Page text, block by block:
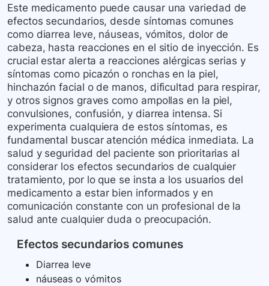
Este medicamento puede causar una variedad de
efectos secundarios, desde síntomas comunes
como diarrea leve, náuseas, vómitos, dolor de
cabeza, hasta reacciones en el sitio de inyección. Es
crucial estar alerta a reacciones alérgicas serias y
síntomas como picazón o ronchas en la piel,
hinchazón facial o de manos, dificultad para respirar,
y otros signos graves como ampollas en la piel,
convulsiones, confusión, y diarrea intensa. Si
experimenta cualquiera de estos síntomas, es
fundamental buscar atención médica inmediata. La
salud y seguridad del paciente son prioritarias al
considerar los efectos secundarios de cualquier
tratamiento, por lo que se insta a los usuarios del
medicamento a estar bien informados y en
comunicación constante con un profesional de la
salud ante cualquier duda o preocupación.
Efectos secundarios comunes
Diarrea leve
náuseas o vómitos